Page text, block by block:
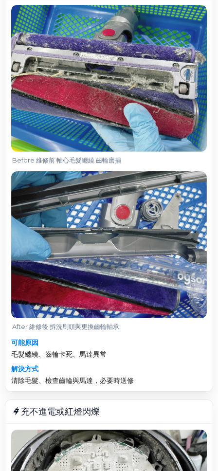
Before 維修前 軸心毛髮纏繞 齒輪磨損
After 維修後 拆洗刷頭與更換齒輪軸承
可能原因
毛髮纏繞、齒輪卡死、馬達異常
解決方式
清除毛髮、檢查齒輪與馬達，必要時送修
充不進電或紅燈閃爍